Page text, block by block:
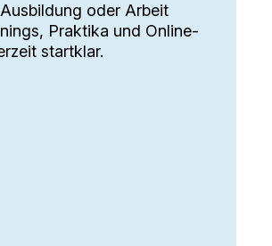
oder Arbeit
Praktika und Online-
startklar.